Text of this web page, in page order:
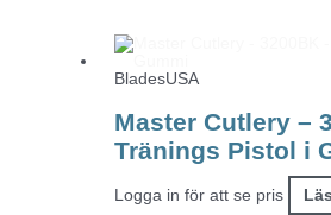
BladesUSA
Master Cutlery –
Tränings Pistol i
Logga in för att se pris